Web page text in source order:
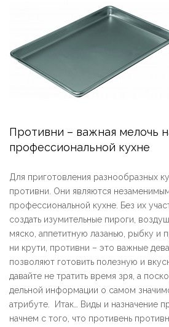
Противни – важная мелочь
профессиональной кухне
Для приготовления разнообразных
противни. Они являются
профессиональной кухне. Без их
создать изумительные пироги,
мяско, аппетитную лазанью, рыбку и
ни крути, противни – это важные
позволяют готовить полезную и
давайте не тратить время зря, а
дельной информации о самом
атрибуте. Итак… Виды и назначение
начнем с того, что противень